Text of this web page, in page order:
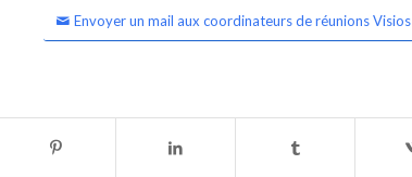
Envoyer un mail aux coordinateurs de réunions Visios